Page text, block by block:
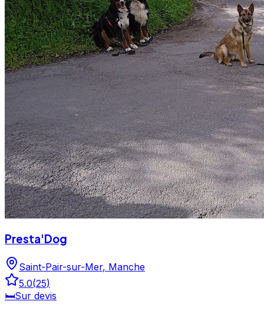
Presta'Dog
Saint-Pair-sur-Mer, Manche
5.0(25)
🛏️Sur devis